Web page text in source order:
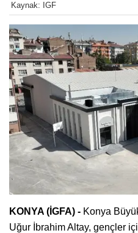
Kaynak: IGF
KONYA (İGFA) - Konya
Uğur İbrahim Altay, gençler